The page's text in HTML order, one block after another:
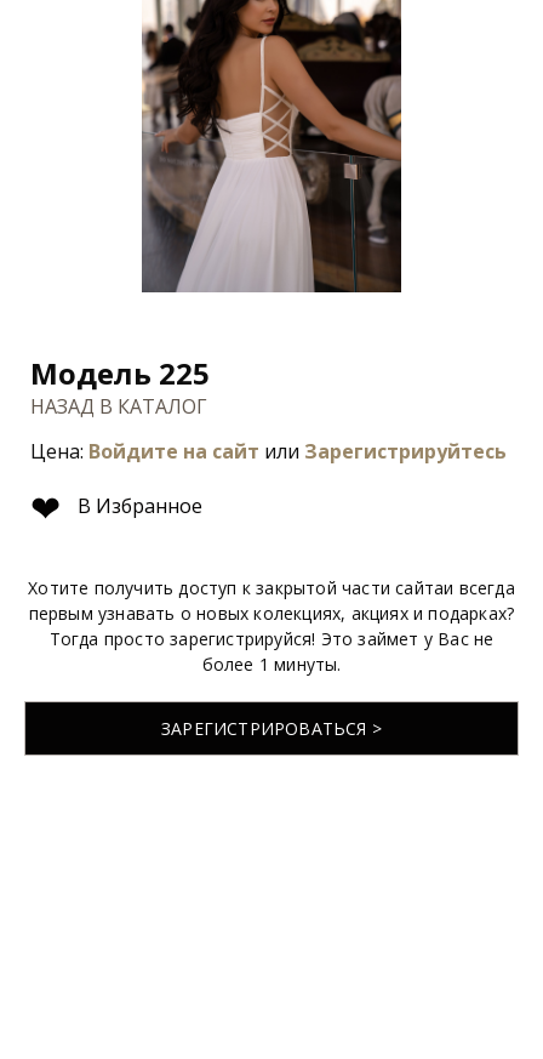
Модель 225
НАЗАД В КАТАЛОГ
Цена: Войдите на сайт или Зарегистрируйтесь
❤ В Избранное
Хотите получить доступ к закрытой части сайтаи всегда
первым узнавать о новых колекциях, акциях и подарках?
Тогда просто зарегистрируйся! Это займет у Вас не
более 1 минуты.
ЗАРЕГИСТРИРОВАТЬСЯ >